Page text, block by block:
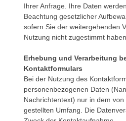
Ihrer Anfrage. Ihre Daten
Beachtung gesetzlicher
sofern Sie der weitergehenden
Nutzung nicht zugestimmt haben.
Erhebung und Verarbeitung
Kontaktformulars
Bei der Nutzung des
personenbezogenen Daten
Nachrichtentext) nur in dem
gestellten Umfang. Die